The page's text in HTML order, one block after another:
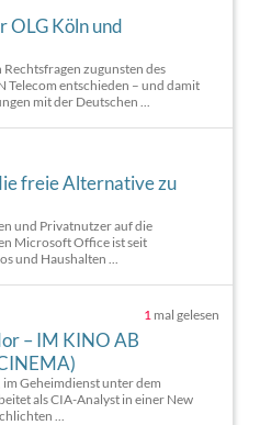
OLG Köln und
zugunsten des
Telecom entschieden – und damit
mit der Deutschen ...
freie Alternative zu
und Privatnutzer auf die
Microsoft Office ist seit
und Haushalten ...
1 mal gelesen
– IM KINO AB
Geheimdienst unter dem
als CIA-Analyst in einer New
...